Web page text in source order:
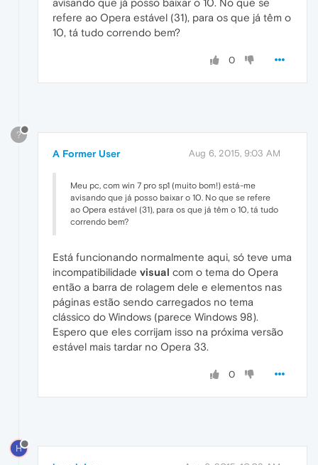
avisando que já posso baixar o 10. No que se
refere ao Opera estável (31), para os que já têm o
10, tá tudo correndo bem?
0
?
A Former User Aug 6, 2015, 9:03 AM
Meu pc, com win 7 pro sp1 (muito bom!) está-me
avisando que já posso baixar o 10. No que se refere
ao Opera estável (31), para os que já têm o 10, tá tudo
correndo bem?
Está funcionando normalmente aqui, só teve uma
incompatibilidade visual com o tema do Opera
então a barra de rolagem dele e elementos nas
páginas estão sendo carregados no tema
clássico do Windows (parece Windows 98).
Espero que eles corrijam isso na próxima versão
estável mais tardar no Opera 33.
0
H